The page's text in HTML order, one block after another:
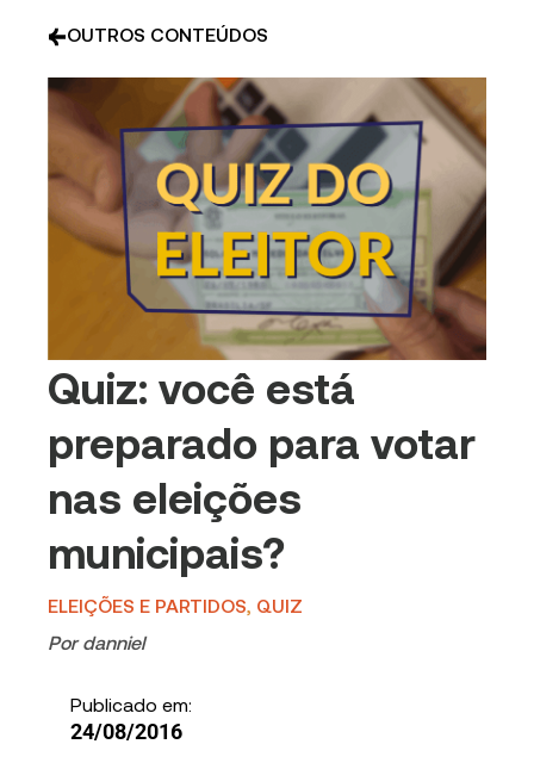
OUTROS CONTEÚDOS
Quiz: você está
preparado para votar
nas eleições
municipais?
ELEIÇÕES E PARTIDOS QUIZ
Por danniel
Publicado em:
24/08/2016